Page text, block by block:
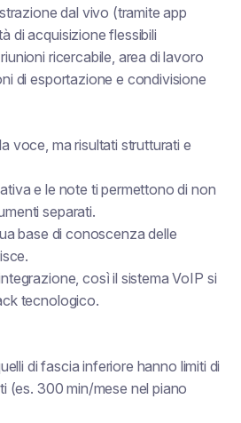
dal vivo (tramite app
di acquisizione flessibili
ricercabile, area di lavoro
di esportazione e condivisione
voce, ma risultati strutturati e
e le note ti permettono di non
separati.
base di conoscenza delle
così il sistema VoIP si
tecnologico.
di fascia inferiore hanno limiti di
(es. 300 min/mese nel piano